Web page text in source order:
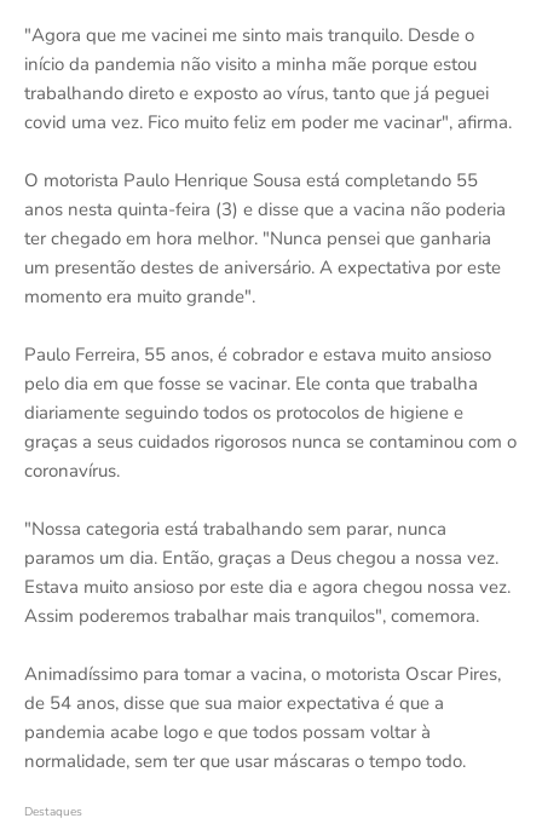
"Agora que me vacinei me sinto mais tranquilo. Desde o
início da pandemia não visito a minha mãe porque estou
trabalhando direto e exposto ao vírus, tanto que já peguei
covid uma vez. Fico muito feliz em poder me vacinar", afirma.
O motorista Paulo Henrique Sousa está completando 55
anos nesta quinta-feira (3) e disse que a vacina não poderia
ter chegado em hora melhor. "Nunca pensei que ganharia
um presentão destes de aniversário. A expectativa por este
momento era muito grande".
Paulo Ferreira, 55 anos, é cobrador e estava muito ansioso
pelo dia em que fosse se vacinar. Ele conta que trabalha
diariamente seguindo todos os protocolos de higiene e
graças a seus cuidados rigorosos nunca se contaminou com o
coronavírus.
"Nossa categoria está trabalhando sem parar, nunca
paramos um dia. Então, graças a Deus chegou a nossa vez.
Estava muito ansioso por este dia e agora chegou nossa vez.
Assim poderemos trabalhar mais tranquilos", comemora.
Animadíssimo para tomar a vacina, o motorista Oscar Pires,
de 54 anos, disse que sua maior expectativa é que a
pandemia acabe logo e que todos possam voltar à
normalidade, sem ter que usar máscaras o tempo todo.
Destaques